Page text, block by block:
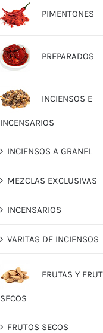
PIMENTONES
PREPARADOS
INCIENSOS E
INCENSARIOS
INCIENSOS A GRANEL
MEZCLAS EXCLUSIVAS
INCENSARIOS
VARITAS DE INCIENSOS
FRUTAS Y
SECOS
FRUTOS SECOS